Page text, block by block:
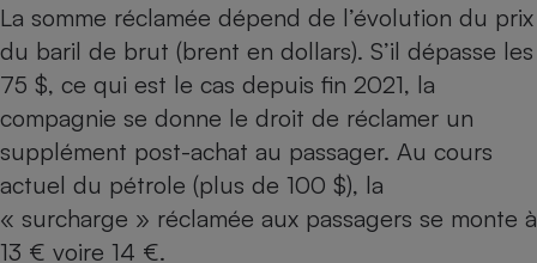
La somme réclamée dépend de l’évolution du prix
du baril de brut (brent en dollars). S’il dépasse les
75 $, ce qui est le cas depuis fin 2021, la
compagnie se donne le droit de réclamer un
supplément post-achat au passager. Au cours
actuel du pétrole (plus de 100 $), la
« surcharge » réclamée aux passagers se monte à
13 € voire 14 €.